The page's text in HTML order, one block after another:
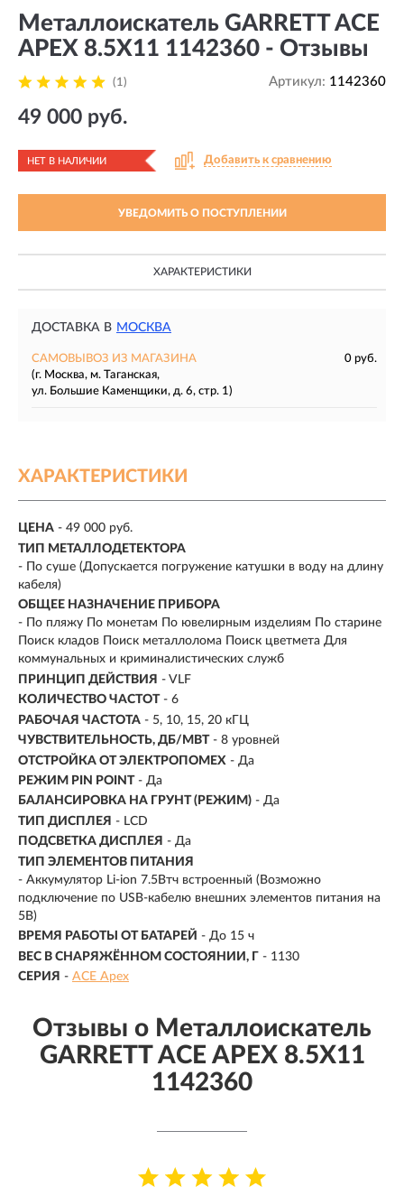
Металлоискатель GARRETT ACE
APEX 8.5X11 1142360 - Отзывы
(1) Артикул: 1142360
49 000 руб.
НЕТ В НАЛИЧИИ Добавить к сравнению
УВЕДОМИТЬ О ПОСТУПЛЕНИИ
ХАРАКТЕРИСТИКИ
ДОСТАВКА В МОСКВА
САМОВЫВОЗ ИЗ МАГАЗИНА
0 руб.
(г. Москва, м. Таганская,
ул. Большие Каменщики, д. 6, стр. 1)
ХАРАКТЕРИСТИКИ
ЦЕНА - 49 000 руб.
ТИП МЕТАЛЛОДЕТЕКТОРА
- По суше (Допускается погружение катушки в воду на длину
кабеля)
ОБЩЕЕ НАЗНАЧЕНИЕ ПРИБОРА
- По пляжу По монетам По ювелирным изделиям По старине
Поиск кладов Поиск металлолома Поиск цветмета Для
коммунальных и криминалистических служб
ПРИНЦИП ДЕЙСТВИЯ - VLF
КОЛИЧЕСТВО ЧАСТОТ - 6
РАБОЧАЯ ЧАСТОТА - 5, 10, 15, 20 кГЦ
ЧУВСТВИТЕЛЬНОСТЬ, ДБ/МВТ - 8 уровней
ОТСТРОЙКА ОТ ЭЛЕКТРОПОМЕХ - Да
РЕЖИМ PIN POINT - Да
БАЛАНСИРОВКА НА ГРУНТ (РЕЖИМ) - Да
ТИП ДИСПЛЕЯ - LCD
ПОДСВЕТКА ДИСПЛЕЯ - Да
ТИП ЭЛЕМЕНТОВ ПИТАНИЯ
- Аккумулятор Li-ion 7.5Втч встроенный (Возможно
подключение по USB-кабелю внешних элементов питания на
5В)
ВРЕМЯ РАБОТЫ ОТ БАТАРЕЙ - До 15 ч
ВЕС В СНАРЯЖЁННОМ СОСТОЯНИИ, Г - 1130
СЕРИЯ - ACE Apex
Отзывы о Металлоискатель
GARRETT ACE APEX 8.5X11
1142360